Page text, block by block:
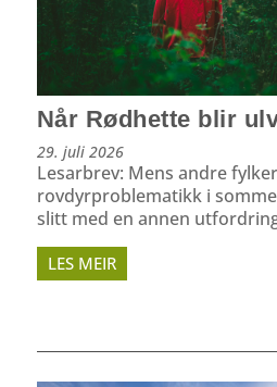
Når Rødhette blir
29. juli 2026
Lesarbrev: Mens andre
rovdyrproblematikk i
slitt med en annen
LES MEIR